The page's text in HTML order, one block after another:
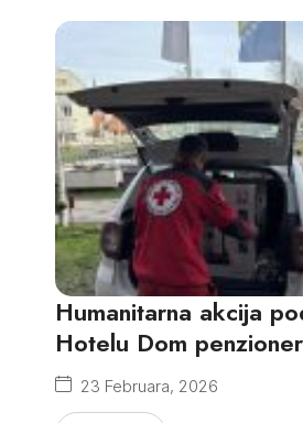
Humanitarna akcija
Hotelu Dom
23 Februara, 2026